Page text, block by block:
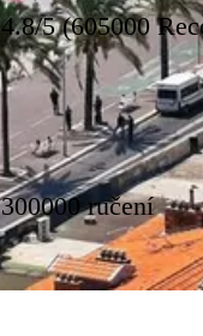
4.8/5 (605000
300000 ručení